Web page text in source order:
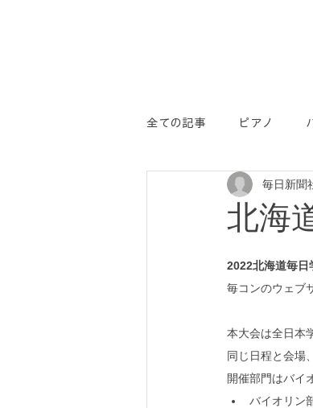
全ての記事 ピアノ
PR
北海
毎日新聞
2022北海道毎日
毎コンのウェブ
本大会は全日本
同じ日程と会場
開催部門はバイ
バイオリン